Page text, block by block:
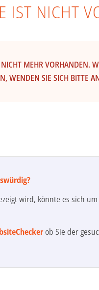
IST NICHT
MEHR VORHANDEN.
WENDEN SIE SICH BITTE
wird, könnte es sich um
ob Sie der